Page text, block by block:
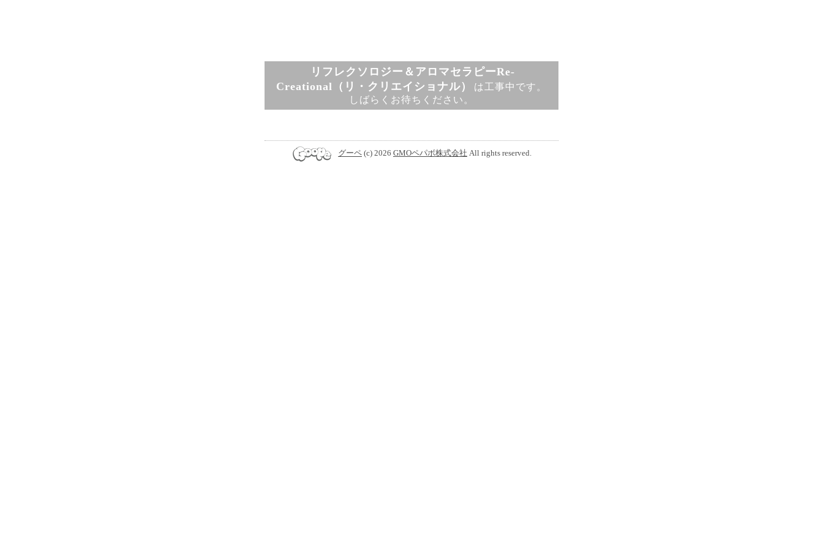
リフレクソロジー＆アロマセラピーRe-
Creational（リ・クリエイショナル）
は工事中です。
しばらくお待ちください。
グーペ (c) 2026 GMOペパボ株式会社 All rights reserved.